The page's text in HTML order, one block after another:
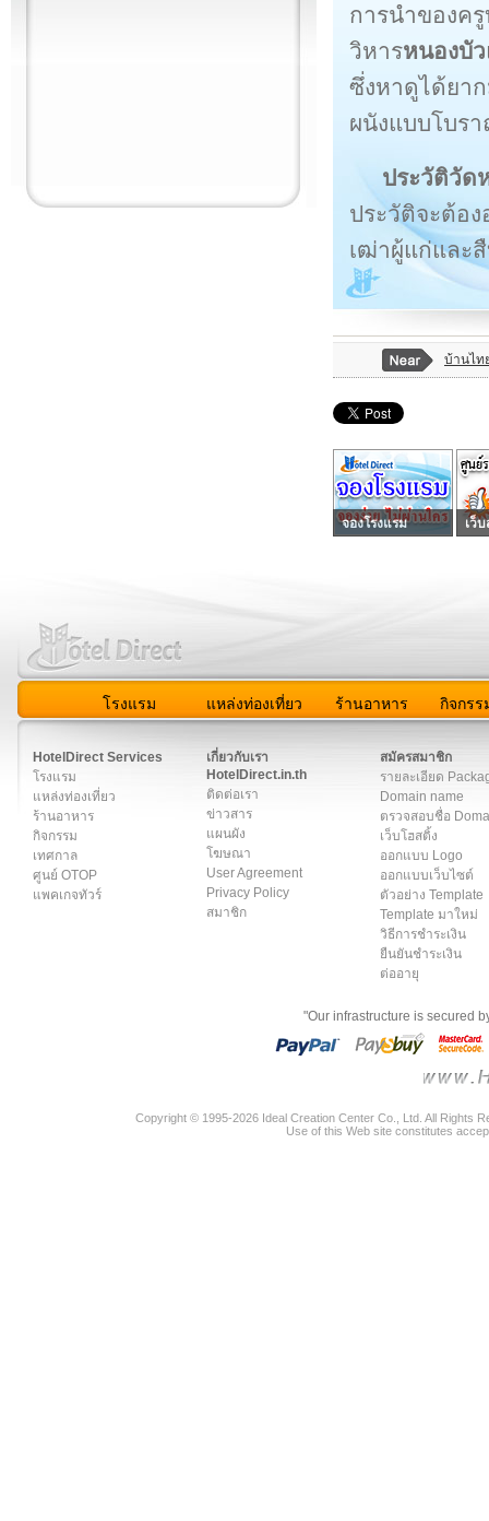
การนำของค
วิหารหนองบัว
ซึ่งหาดูได้ยา
ผนังแบบโบร
ประวัติวัด
ประวัติจะต้อ
เฒ่าผู้แก่และ
บ้านไท
จองโรงแรม เว็
โรงแรม แหล่งท่องเที่ยว ร้านอาหาร กิจกรร
HotelDirect Services
โรงแรม
แหล่งท่องเที่ยว
ร้านอาหาร
กิจกรรม
เทศกาล
ศูนย์ OTOP
แพคเกจทัวร์
เกี่ยวกับเรา
HotelDirect.in.th
ติดต่อเรา
ข่าวสาร
แผนผัง
โฆษณา
User Agreement
Privacy Policy
สมาชิก
สมัครสมาชิก
รายละเอียด
Domain name
ตรวจสอบชื่อ
เว็บโฮสติ้ง
ออกแบบ Logo
ออกแบบเว็บไซต์
ตัวอย่าง Template
Template มาใหม่
วิธีการชำระเงิน
ยืนยันชำระเงิน
ต่ออายุ
"Our infrastructure is secured
Copyright © 1995-2026 Ideal Creation Center Co., Ltd. All Rights
Use of this Web site constitutes